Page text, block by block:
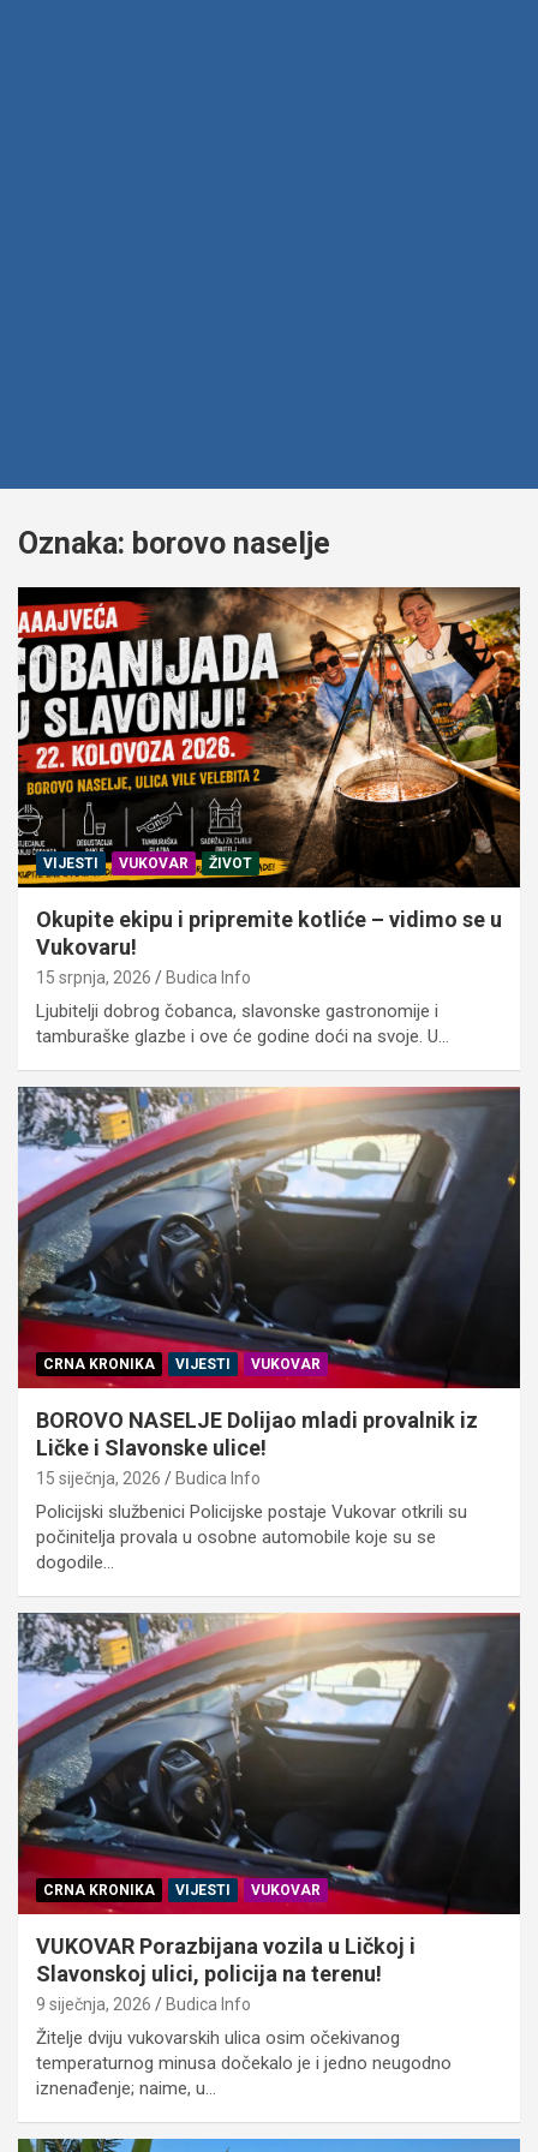
Oznaka: borovo naselje
VIJESTI VUKOVAR ŽIVOT
Okupite ekipu i pripremite kotliće – vidimo se u
Vukovaru!
15 srpnja, 2026 Budica Info
Ljubitelji dobrog čobanca, slavonske gastronomije i
tamburaške glazbe i ove će godine doći na svoje. U…
CRNA KRONIKA VIJESTI VUKOVAR
BOROVO NASELJE Dolijao mladi provalnik iz
Ličke i Slavonske ulice!
15 siječnja, 2026 Budica Info
Policijski službenici Policijske postaje Vukovar otkrili su
počinitelja provala u osobne automobile koje su se
dogodile…
CRNA KRONIKA VIJESTI VUKOVAR
VUKOVAR Porazbijana vozila u Ličkoj i
Slavonskoj ulici, policija na terenu!
9 siječnja, 2026 Budica Info
Žitelje dviju vukovarskih ulica osim očekivanog
temperaturnog minusa dočekalo je i jedno neugodno
iznenađenje; naime, u…